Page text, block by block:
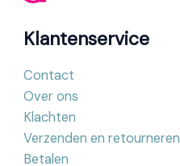
Klantenservice
Contact
Over ons
Klachten
Verzenden en retourneren
Betalen